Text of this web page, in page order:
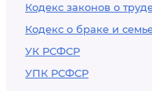
Кодекс законов о
Кодекс о браке и
УК РСФСР
УПК РСФСР